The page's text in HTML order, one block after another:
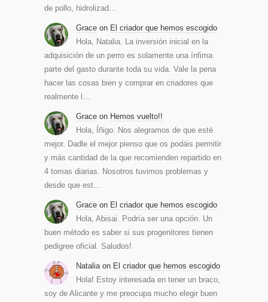
de pollo, hidrolizad…
Grace on El criador que hemos escogido
Hola, Natalia. La inversión inicial en la
adquisición de un perro es solamente una ínfima
parte del gasto durante toda su vida. Vale la pena
hacer las cosas bien y comprar en criadores que
realmente l…
Grace on Hemos vuelto!!
Hola, Íñigo. Nos alegramos de que esté
mejor. Dadle el mejor pienso que os podáis permitir
y más cantidad de la que recomienden repartido en
4 tomas diarias. Nosotros tuvimos problemas y
desde que est…
Grace on El criador que hemos escogido
Hola, Abisai. Podría ser una opción. Un
buen método es saber si sus progenitores tienen
pedigree oficial. Saludos!
Natalia on El criador que hemos escogido
Hola! Estoy interesada en tener un braco,
soy de Alicante y me preocupa mucho elegir buen